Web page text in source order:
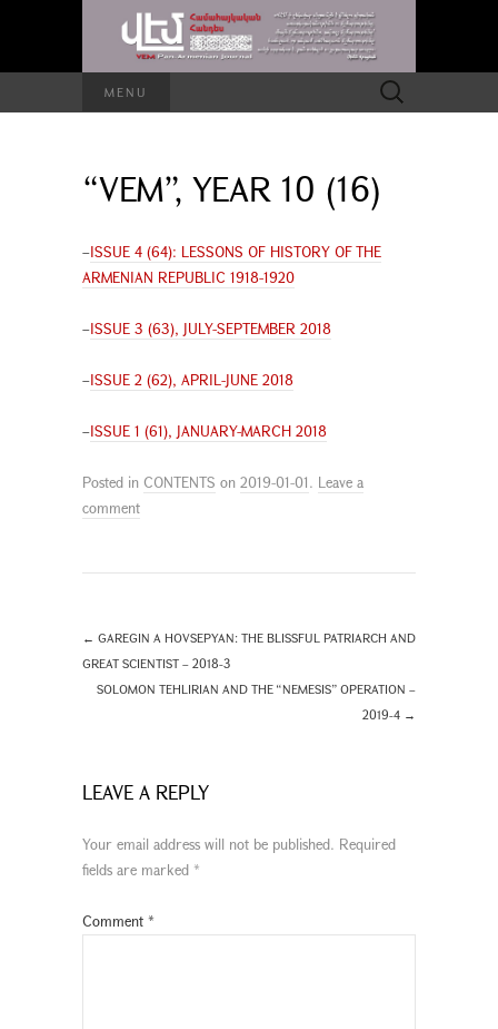
MENU
Search
for:
“VEM”, YEAR 10 (16)
–ISSUE 4 (64): LESSONS OF HISTORY OF THE
ARMENIAN REPUBLIC 1918-1920
–ISSUE 3 (63), JULY-SEPTEMBER 2018
–ISSUE 2 (62), APRIL-JUNE 2018
–ISSUE 1 (61), JANUARY-MARCH 2018
Posted in CONTENTS on 2019-01-01. Leave a
comment
← GAREGIN A HOVSEPYAN: THE BLISSFUL PATRIARCH AND
GREAT SCIENTIST – 2018-3
SOLOMON TEHLIRIAN AND THE “NEMESIS” OPERATION –
2019-4 →
LEAVE A REPLY
Your email address will not be published. Required
fields are marked *
Comment *